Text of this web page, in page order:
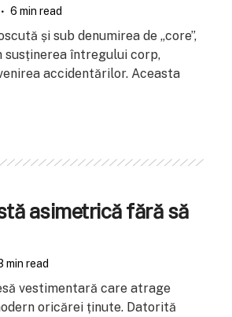
6 min read
și sub denumirea de „core”,
susținerea întregului corp,
accidentărilor. Aceasta
asimetrică fără să
min read
vestimentară care atrage
oricărei ținute. Datorită